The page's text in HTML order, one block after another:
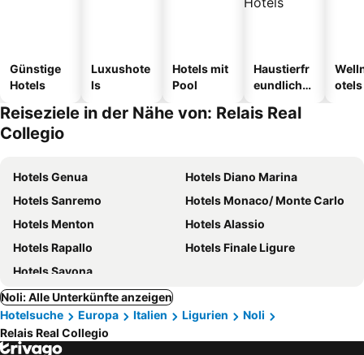
Günstige
Hotels
Luxushote
ls
Hotels mit
Pool
Haustierfr
eundliche
otels
Reiseziele in der Nähe von: Relais Real
Collegio
Hotels Genua
Hotels Diano Marina
Hotels Sanremo
Hotels Monaco/ Monte Carlo
Hotels Menton
Hotels Alassio
Hotels Rapallo
Hotels Finale Ligure
Hotels Savona
Noli: Alle Unterkünfte anzeigen
Hotelsuche
Europa Italien Ligurien
Noli
Relais Real Collegio